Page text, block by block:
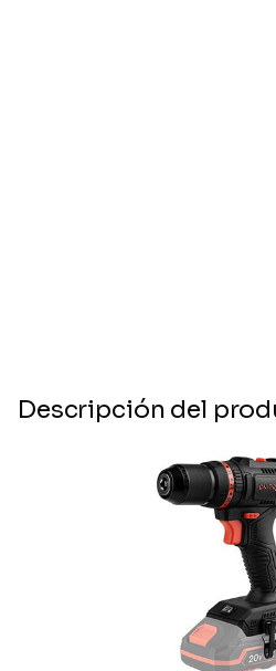
Descripción del